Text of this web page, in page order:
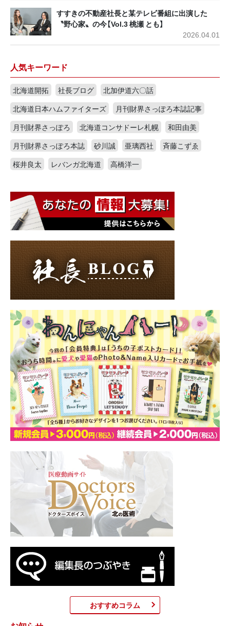
すすきの不動産社長と某テレビ番組に出演した
〝野心家〟の今【Vol.3 桃瀬 とも】
2026.04.01
人気キーワード
北海道開拓 社長ブログ
北加伊道六〇話
北海道日本ハムファイターズ
月刊財界さっぽろ本誌記事
月刊財界さっぽろ
北海道コンサドーレ札幌
和田由美
月刊財界さっぽろ本誌
砂川誠 亜璃西社
斉藤こずゑ
桜井良太
レバンガ北海道 高橋洋一
おすすめコラム